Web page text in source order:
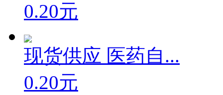
0.20元
现货供应 医药自...
0.20元